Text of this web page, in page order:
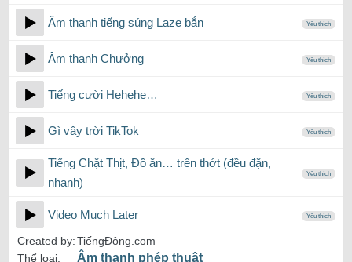
Âm thanh tiếng súng Laze bắn Yêu thích
Âm thanh Chưởng Yêu thích
Tiếng cười Hehehe… Yêu thích
Gì vậy trời TikTok Yêu thích
Tiếng Chặt Thịt, Đồ ăn… trên thớt (đều đặn,
nhanh)
Yêu thích
Video Much Later Yêu thích
Created by:TiếngĐộng.com
Thể loại:
Âm thanh phép thuật